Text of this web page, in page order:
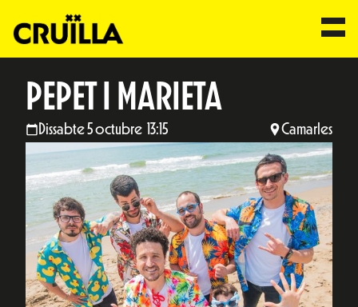
PEPET I MARIETA
Dissabte 5 octubre 13:15 Camarles